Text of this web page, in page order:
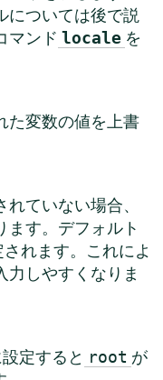
については後で説
マンド locale を
た変数の値を上書
ていない場合、
ます。デフォルト
れます。これによ
力しやすくなりま
定すると root が